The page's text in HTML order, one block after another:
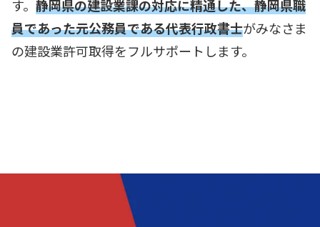
す。静岡県の建設業課の対応に精通した、静岡県職
員であった元公務員である代表行政書士がみなさま
の建設業許可取得をフルサポートします。